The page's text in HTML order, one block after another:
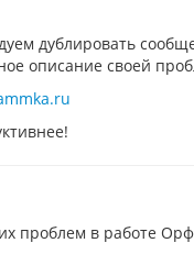
дублировать
описание своей
проблем в работе